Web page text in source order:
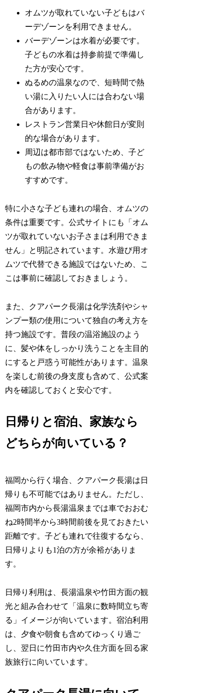
オムツが取れていない子どもはバ
ーデゾーンを利用できません。
バーデゾーンは水着が必要です。
子どもの水着は持参前提で準備し
た方が安心です。
ぬるめの温泉なので、短時間で熱
い湯に入りたい人には合わない場
合があります。
レストラン営業日や休館日が変則
的な場合があります。
周辺は都市部ではないため、子ど
もの飲み物や軽食は事前準備がお
すすめです。
特に小さな子ども連れの場合、オムツの
条件は重要です。公式サイトにも「オム
ツが取れていないお子さまは利用できま
せん」と明記されています。水遊び用オ
ムツで代替できる施設ではないため、こ
こは事前に確認しておきましょう。
また、クアパーク長湯は化学洗剤やシャ
ンプー類の使用について独自の考え方を
持つ施設です。普段の温浴施設のよう
に、髪や体をしっかり洗うことを主目的
にすると戸惑う可能性があります。温泉
を楽しむ前後の身支度も含めて、公式案
内を確認しておくと安心です。
日帰りと宿泊、家族なら
どちらが向いている？
福岡から行く場合、クアパーク長湯は日
帰りも不可能ではありません。ただし、
福岡市内から長湯温泉までは車でおおむ
ね2時間半から3時間前後を見ておきたい
距離です。子ども連れで往復するなら、
日帰りよりも1泊の方が余裕がありま
す。
日帰り利用は、長湯温泉や竹田方面の観
光と組み合わせて「温泉に数時間立ち寄
る」イメージが向いています。宿泊利用
は、夕食や朝食も含めてゆっくり過ご
し、翌日に竹田市内や久住方面を回る家
族旅行に向いています。